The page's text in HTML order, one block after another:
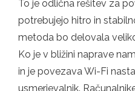
To je odlična rešitev za
potrebujejo hitro in
metoda bo delovala
Ko je v bližini naprave
in je povezava Wi-Fi
usmerjevalnik.